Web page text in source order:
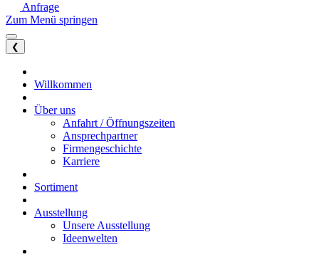
Anfrage
Zum Menü springen
❮
Willkommen
Über uns
Anfahrt / Öffnungszeiten
Ansprechpartner
Firmengeschichte
Karriere
Sortiment
Ausstellung
Unsere Ausstellung
Ideenwelten